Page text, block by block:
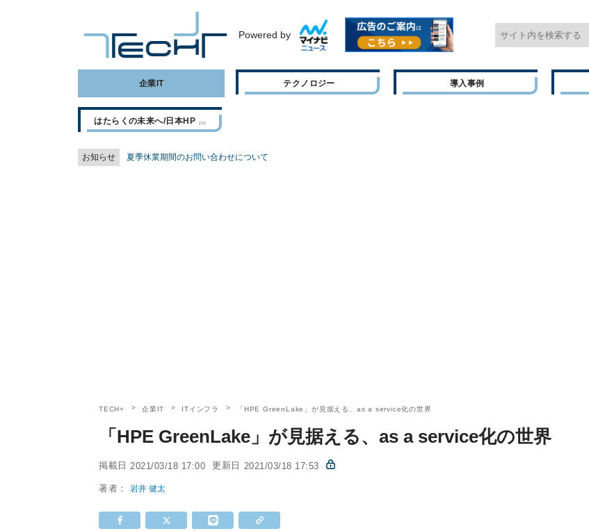
Powered by
企業IT テクノロジー 導入事例
はたらくの未来へ/日本HP
お知らせ 夏季休業期間のお問い合わせについて
TECH+ 企業IT ITインフラ 「HPE GreenLake」が見据える、as a service化の世界
「HPE GreenLake」が見据える、as a service化の世界
掲載日 2021/03/18 17:00 更新日 2021/03/18 17:53
著者：岩井 健太